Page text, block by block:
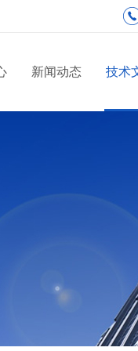
新闻动态 技术